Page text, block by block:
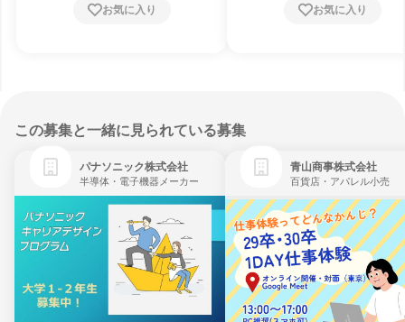
お気に入り お気に入り
この募集と一緒に見られている募集
パナソニック株式会社
半導体・電子機器メーカー
青山商事株式会社
百貨店・アパレル小売